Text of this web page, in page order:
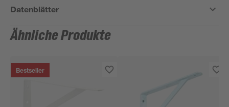
Datenblätter
Ähnliche Produkte
Bestseller